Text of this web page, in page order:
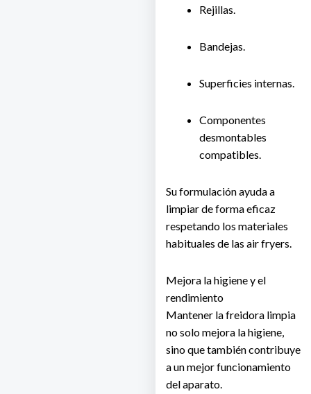
Rejillas.
Bandejas.
Superficies internas.
Componentes
desmontables
compatibles.
Su formulación ayuda a
limpiar de forma eficaz
respetando los materiales
habituales de las air fryers.
Mejora la higiene y el
rendimiento
Mantener la freidora limpia
no solo mejora la higiene,
sino que también contribuye
a un mejor funcionamiento
del aparato.